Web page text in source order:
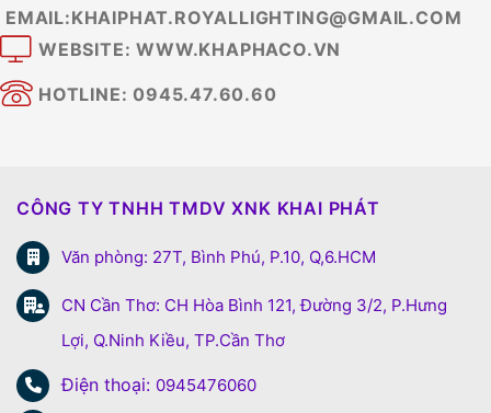
EMAIL:KHAIPHAT.ROYALLIGHTING@GMAIL.COM
WEBSITE: WWW.KHAPHACO.VN
HOTLINE: 0945.47.60.60
CÔNG TY TNHH TMDV XNK KHAI PHÁT
Văn phòng: 27T, Bình Phú, P.10, Q,6.HCM
CN Cần Thơ: CH Hòa Bình 121, Đường 3/2, P.Hưng
Lợi, Q.Ninh Kiều, TP.Cần Thơ
Điện thoại: 0945476060